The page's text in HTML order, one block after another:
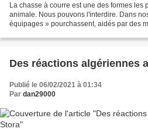
La chasse à courre est une des formes les
animale. Nous pouvons l'interdire. Dans
équipages » pourchassent, aidés par des
Des réactions algériennes
Publié le 06/02/2021 à 01:34
Par dan29000